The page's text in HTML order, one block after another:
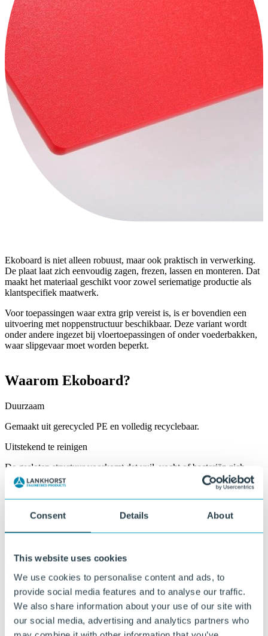
Consent Details About
This website uses cookies
We use cookies to personalise content and ads, to
provide social media features and to analyse our traffic.
We also share information about your use of our site with
our social media, advertising and analytics partners who
Ekoboard is niet alleen robuust, maar ook praktisch in verwerking.
De plaat laat zich eenvoudig zagen, frezen, lassen en monteren. Dat
maakt het materiaal geschikt voor zowel seriematige productie als
klantspecifiek maatwerk.
Voor toepassingen waar extra grip vereist is, is er bovendien een
uitvoering met noppenstructuur beschikbaar. Deze variant wordt
onder andere ingezet bij vloertoepassingen of onder voederbakken,
waar slipgevaar moet worden beperkt.
Waarom Ekoboard?
Duurzaam
Gemaakt uit gerecycled PE en volledig recyclebaar.
Uitstekend te reinigen
De gesloten structuur voorkomt dat vuil, vocht of bacteriën zich
kunnen hechten.
UV-, water- en weerbestendig
Bestand tegen zon, regen, vorst en wisselende omstandigheden.
Geschikt voor mechanisch belastende toepassingen.
Eenvoudig te bewerken
Goed te zagen, frezen, lassen en monteren.
Maatwerk in afmeting, vorm en afwerking